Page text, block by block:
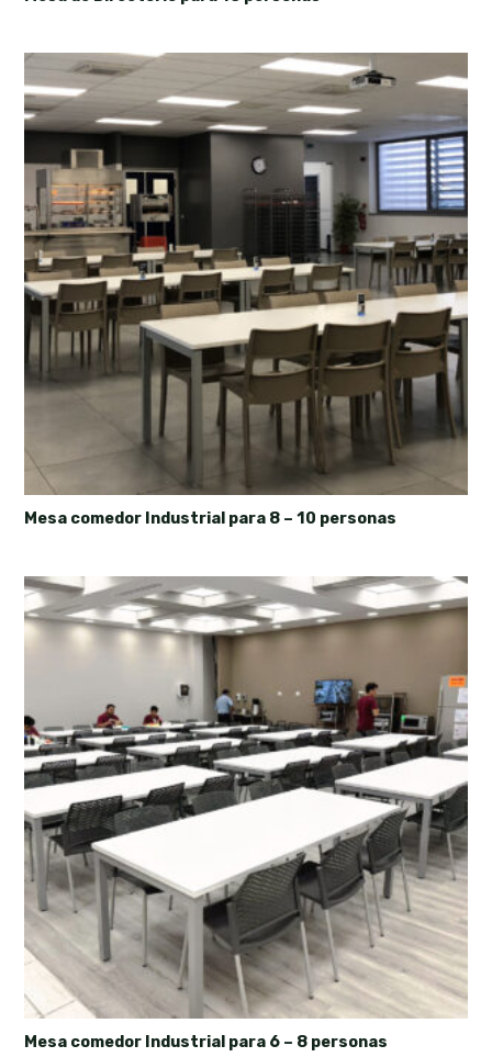
Mesa comedor Industrial para 8 – 10 personas
Mesa comedor Industrial para 6 – 8 personas